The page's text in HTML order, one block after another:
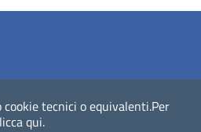
tecnici o equivalenti.Per
qui.